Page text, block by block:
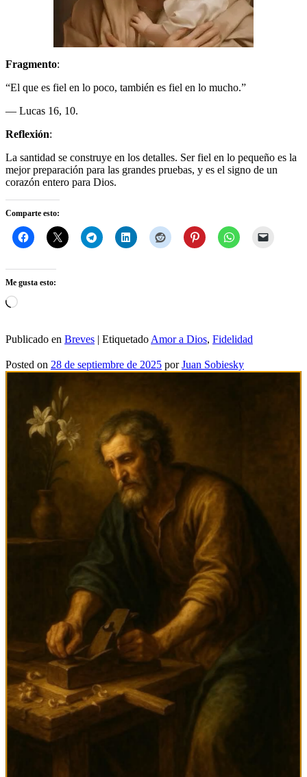
Fragmento:
“El que es fiel en lo poco, también es fiel en lo mucho.”
— Lucas 16, 10.
Reflexión:
La santidad se construye en los detalles. Ser fiel en lo pequeño es la
mejor preparación para las grandes pruebas, y es el signo de un
corazón entero para Dios.
Comparte esto:
Me gusta esto:
Cargando...
Publicado en Breves | Etiquetado Amor a Dios, Fidelidad
Posted on 28 de septiembre de 2025 porJuan Sobiesky